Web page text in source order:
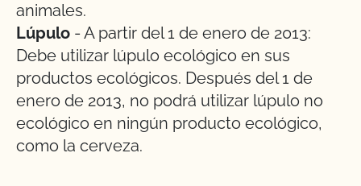
animales.
Lúpulo - A partir del 1 de enero de 2013:
Debe utilizar lúpulo ecológico en sus
productos ecológicos. Después del 1 de
enero de 2013, no podrá utilizar lúpulo no
ecológico en ningún producto ecológico,
como la cerveza.